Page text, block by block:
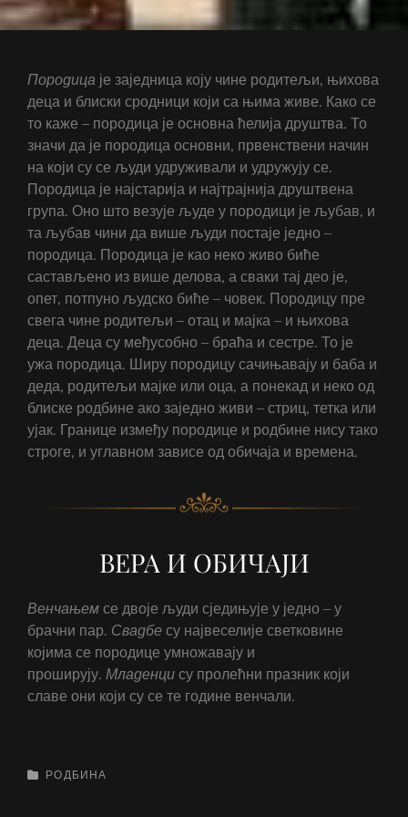
Породица је заједница коју чине родитељи, њихова
деца и блиски сродници који са њима живе. Како се
то каже – породица је основна ћелија друштва. То
значи да је породица основни, првенствени начин
на који су се људи удруживали и удружују се.
Породица је најстарија и најтрајнија друштвена
група. Оно што везује људе у породици је љубав, и
та љубав чини да више људи постаје једно –
породица. Породица је као неко живо биће
састављено из више делова, а сваки тај део је,
опет, потпуно људско биће – човек. Породицу пре
свега чине родитељи – отац и мајка – и њихова
деца. Деца су међусобно – браћа и сестре. То је
ужа породица. Ширу породицу сачињавају и баба и
деда, родитељи мајке или оца, а понекад и неко од
блиске родбине ако заједно живи – стриц, тетка или
ујак. Границе између породице и родбине нису тако
строге, и углавном зависе од обичаја и времена.
ВЕРА И ОБИЧАЈИ
Венчањем се двоје људи сједињује у једно – у
брачни пар. Свадбе су највеселије светковине
којима се породице умножавају и
проширују. Младенци су пролећни празник који
славе они који су се те године венчали.
CATEGORIES
РОДБИНА